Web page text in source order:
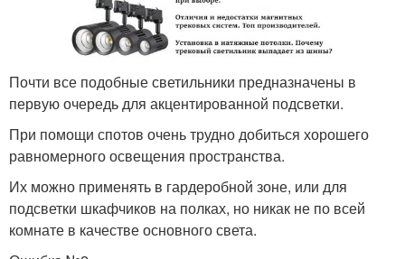
Почти все подобные светильники предназначены в
первую очередь для акцентированной подсветки.
При помощи спотов очень трудно добиться хорошего
равномерного освещения пространства.
Их можно применять в гардеробной зоне, или для
подсветки шкафчиков на полках, но никак не по всей
комнате в качестве основного света.